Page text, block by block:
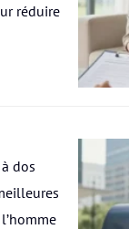
réduire
dos